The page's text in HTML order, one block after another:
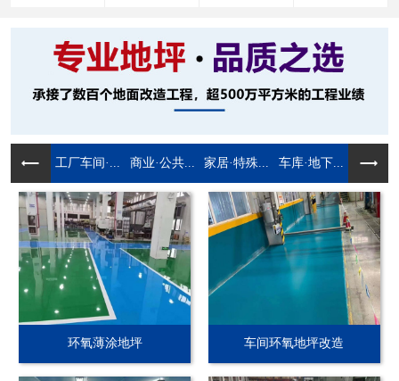
工厂车间·... 商业·公共... 家居·特殊... 车库·地下...
环氧薄涂地坪 车间环氧地坪改造